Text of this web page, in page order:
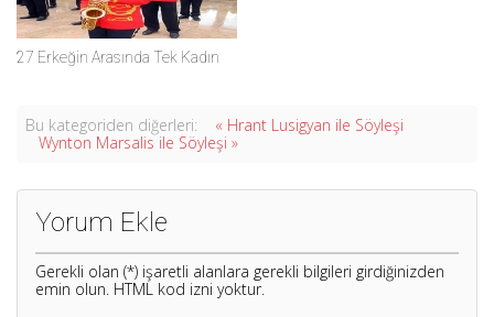
27 Erkeğin Arasında Tek Kadın
Bu kategoriden diğerleri:
« Hrant Lusigyan ile Söyleşi
Wynton Marsalis ile Söyleşi »
Yorum Ekle
Gerekli olan (*) işaretli alanlara gerekli bilgileri girdiğinizden
emin olun. HTML kod izni yoktur.